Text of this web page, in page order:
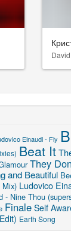
Einaudi - Fly
Beat It
They
and Beautiful
Mix) Ludovico
- Nine Thou
Finale Self
Earth Song